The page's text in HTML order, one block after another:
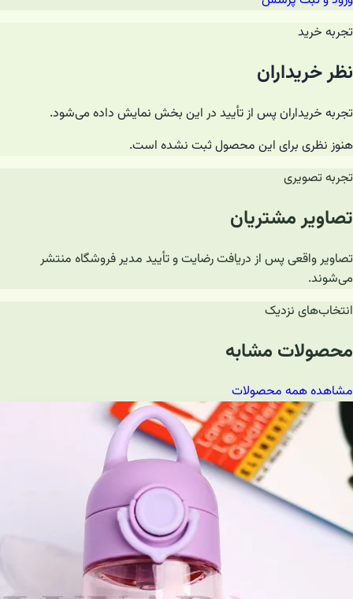
تجربه خرید
نظر خریداران
تجربه خریداران پس از تأیید در این بخش نمایش داده می‌شود.
هنوز نظری برای این محصول ثبت نشده است.
تجربه تصویری
تصاویر مشتریان
تصاویر واقعی پس از دریافت رضایت و تأیید مدیر فروشگاه منتشر
می‌شوند.
انتخاب‌های نزدیک
محصولات مشابه
مشاهده همه محصولات